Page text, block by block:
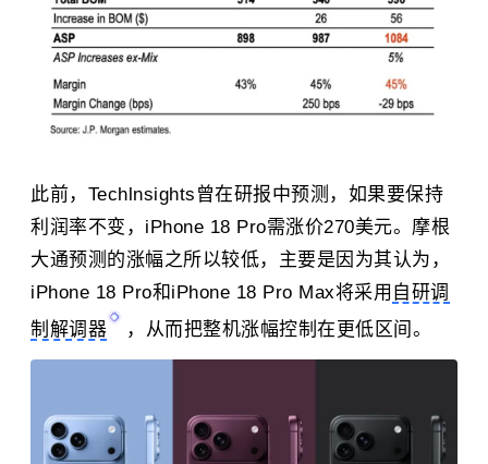
此前，Techlnsights曾在研报中预测，如果要保持
利润率不变，iPhone 18 Pro需涨价270美元。 摩根
大通预测的涨幅之所以较低，主要是因为其认为，
iPhone 18 Pro和iPhone 18 Pro Max将采用 自研调
制解调器
，从而把整机涨幅控制在更低区间。